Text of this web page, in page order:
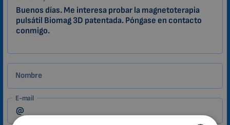
ES
Zákazník
Nombre
E-mail